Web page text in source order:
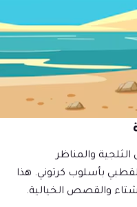
الثلجية والمناظر
بأسلوب كرتوني. هذا
والقصص الخيالية.